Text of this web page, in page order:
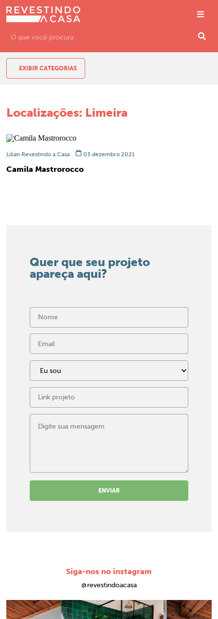
EXIBIR CATEGORIAS
Localizações: Limeira
Lilian Revestindo a Casa 03 dezembro 2021
Camila Mastrorocco
Quer que seu projeto
apareça aqui?
ENVIAR
Siga-nos no instagram
@revestindoacasa